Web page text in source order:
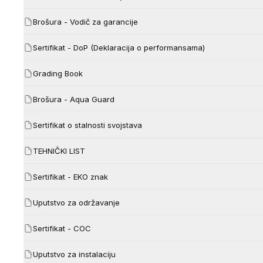
Brošura - Vodič za garancije
Sertifikat - DoP (Deklaracija o performansama)
Grading Book
Brošura - Aqua Guard
Sertifikat o stalnosti svojstava
TEHNIČKI LIST
Sertifikat - EKO znak
Uputstvo za održavanje
Sertifikat - COC
Uputstvo za instalaciju